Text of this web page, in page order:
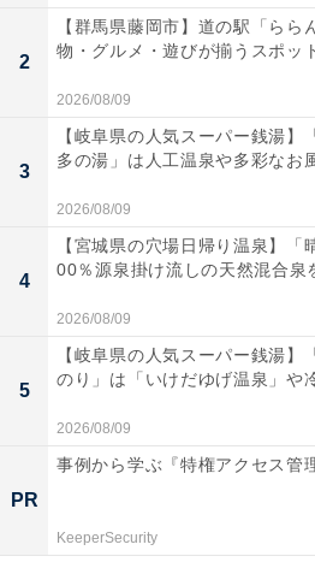
2
【群馬県藤岡市】道の駅「らら
物・グルメ・遊びが揃うスポッ
2026/08/09
3
【岐阜県の人気スーパー銭湯】
多の湯」は人工温泉や多彩なお
2026/08/09
4
【宮城県の穴場日帰り温泉】「
00％源泉掛け流しの天然混合泉
2026/08/09
5
【岐阜県の人気スーパー銭湯】
のり」は「いけだゆげ温泉」や
2026/08/09
PR
事例から学ぶ『特権アクセス管
KeeperSecurity